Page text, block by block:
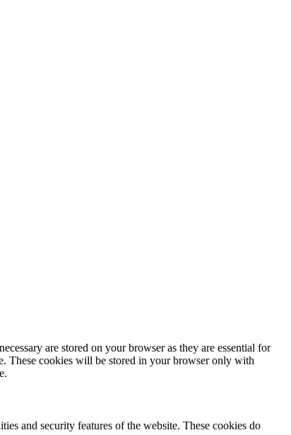
are stored on your browser as they are essential for
These cookies will be stored in your browser only with
and security features of the website. These cookies do